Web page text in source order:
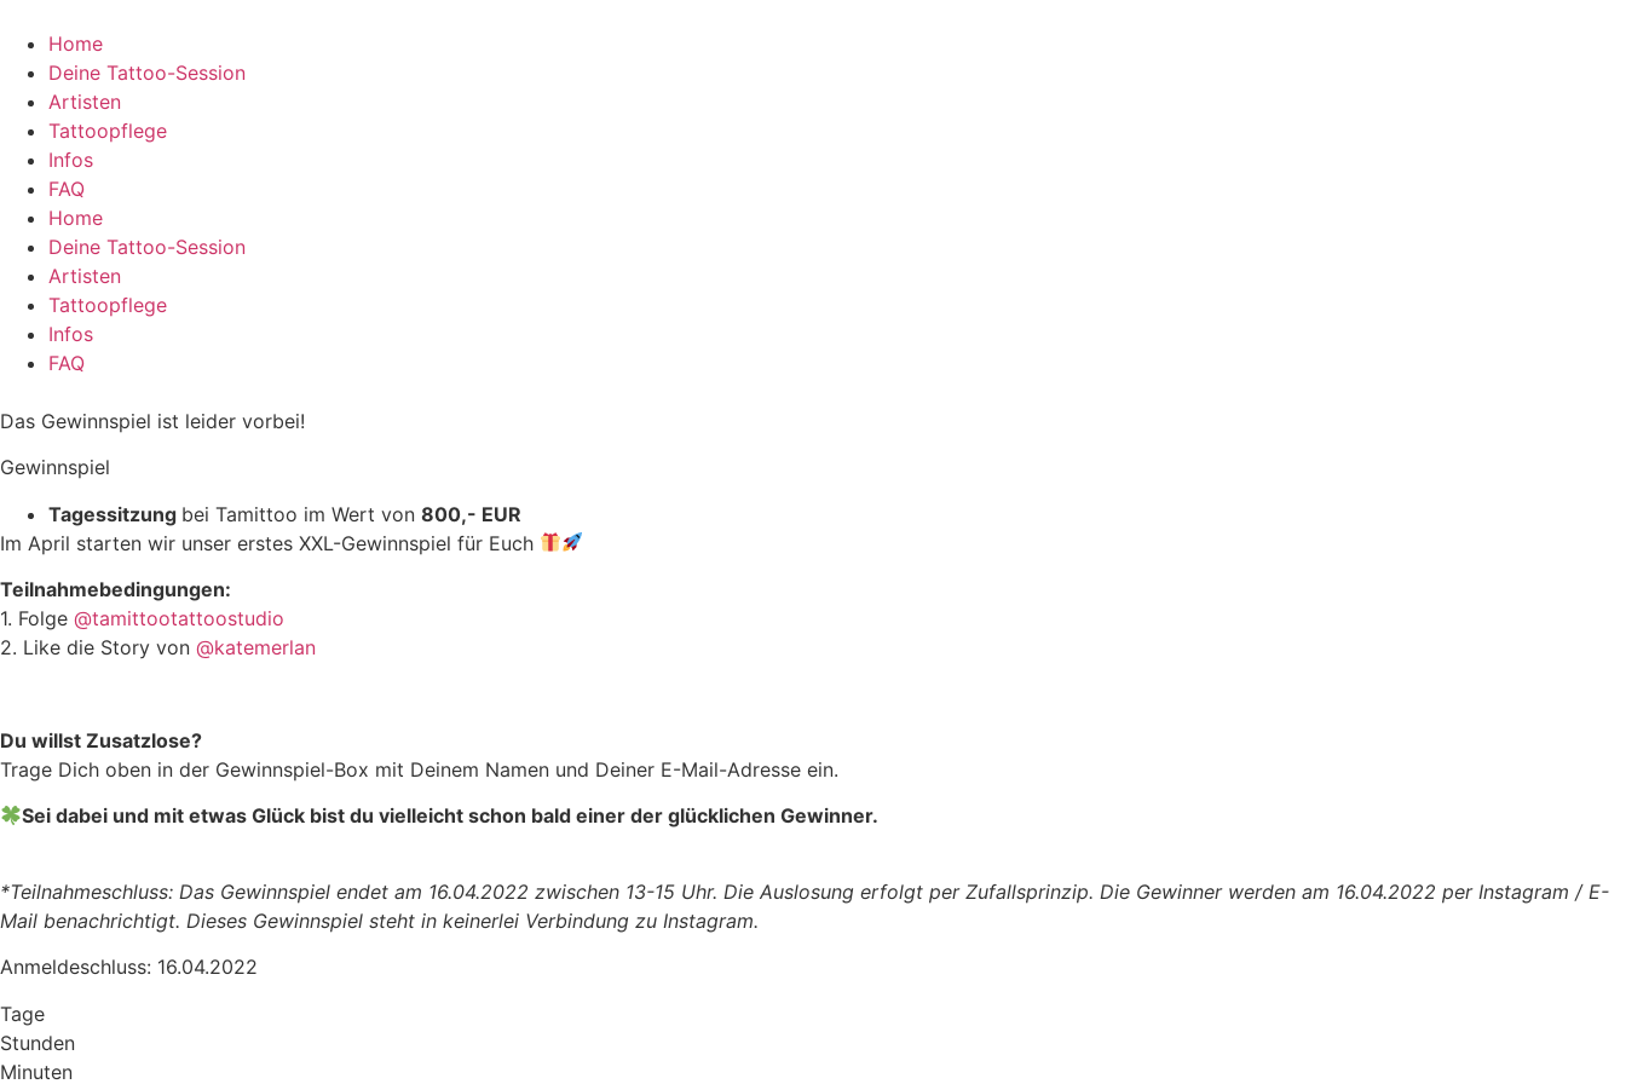
Inhalt
springen
Home
Deine Tattoo-Session
Artisten
Tattoopflege
Infos
FAQ
Home
Deine Tattoo-Session
Artisten
Tattoopflege
Infos
FAQ
Das Gewinnspiel ist leider vorbei!
Gewinnspiel
Tagessitzung bei Tamittoo im Wert von 800,- EUR
Im April starten wir unser erstes XXL-Gewinnspiel für Euch
Teilnahmebedingungen:
1. Folge @tamittootattoostudio
2. Like die Story von @katemerlan
Du willst Zusatzlose?
Trage Dich oben in der Gewinnspiel-Box mit Deinem Namen und Deiner E-Mail-Adresse ein.
Sei dabei und mit etwas Glück bist du vielleicht schon bald einer der glücklichen Gewinner.
*Teilnahmeschluss: Das Gewinnspiel endet am 16.04.2022 zwischen 13-15 Uhr. Die Auslosung erfolgt per Zufallsprinzip. Die Gewinner werden am 16.04.2022 per Instagram / E-
Mail benachrichtigt. Dieses Gewinnspiel steht in keinerlei Verbindung zu Instagram.
Anmeldeschluss: 16.04.2022
Tage
Stunden
Minuten